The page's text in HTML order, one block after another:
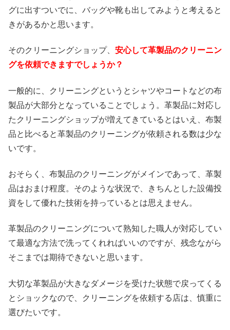
グに出すついでに、バッグや靴も出してみようと考えると
きがあるかと思います。
そのクリーニングショップ、 安心して革製品のクリーニン
グを依頼できますでしょうか？
一般的に、クリーニングというとシャツやコートなどの布
製品が大部分となっていることでしょう。革製品に対応し
たクリーニングショップが増えてきているとはいえ、布製
品と比べると革製品のクリーニングが依頼される数は少な
いです。
おそらく、布製品のクリーニングがメインであって、革製
品はおまけ程度。そのような状況で、きちんとした設備投
資をして優れた技術を持っているとは思えません。
革製品のクリーニングについて熟知した職人が対応してい
て最適な方法で洗ってくれればいいのですが、残念ながら
そこまでは期待できないと思います。
大切な革製品が大きなダメージを受けた状態で戻ってくる
とショックなので、クリーニングを依頼する店は、慎重に
選びたいです。